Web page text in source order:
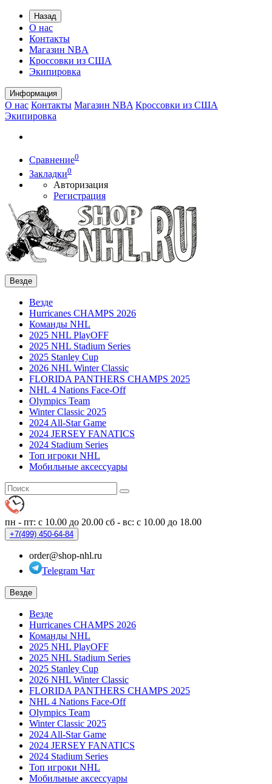
Назад
О нас
Контакты
Магазин NBA
Кроссовки из США
Экипировка
Информация
О нас Контакты Магазин NBA Кроссовки из США
Экипировка
Сравнение0
Закладки0
Авторизация
Регистрация
Везде
Везде
Hurricanes CHAMPS 2026
Команды NHL
2025 NHL PlayOFF
2025 NHL Stadium Series
2025 Stanley Cup
2026 NHL Winter Classic
FLORIDA PANTHERS CHAMPS 2025
NHL 4 Nations Face-Off
Olympics Team
Winter Classic 2025
2024 All-Star Game
2024 JERSEY FANATICS
2024 Stadium Series
Топ игроки NHL
Мобильные аксессуары
пн - пт: с 10.00 до 20.00 сб - вс: с 10.00 до 18.00
+7(499) 450-64-84
order@shop-nhl.ru
Telegram Чат
Везде
Везде
Hurricanes CHAMPS 2026
Команды NHL
2025 NHL PlayOFF
2025 NHL Stadium Series
2025 Stanley Cup
2026 NHL Winter Classic
FLORIDA PANTHERS CHAMPS 2025
NHL 4 Nations Face-Off
Olympics Team
Winter Classic 2025
2024 All-Star Game
2024 JERSEY FANATICS
2024 Stadium Series
Топ игроки NHL
Мобильные аксессуары